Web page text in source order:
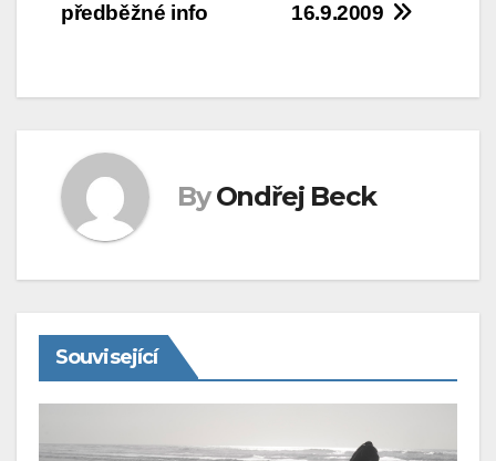
16.9.2009
předběžné info
By Ondřej Beck
Související